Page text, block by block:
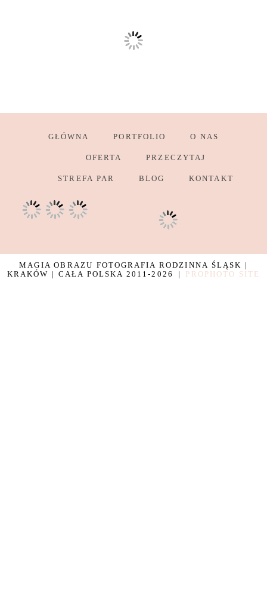
GŁÓWNA PORTFOLIO O NAS
OFERTA PRZECZYTAJ
STREFA PAR BLOG KONTAKT
MAGIA OBRAZU FOTOGRAFIA RODZINNA ŚLĄSK |
KRAKÓW | CAŁA POLSKA 2011-2026
| PROPHOTO SITE